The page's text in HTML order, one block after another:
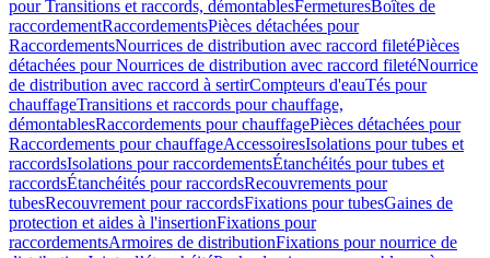
pour Transitions et raccords, démontablesFermeturesBoîtes de
raccordementRaccordementsPièces détachées pour
RaccordementsNourrices de distribution avec raccord filetéPièces
détachées pour Nourrices de distribution avec raccord filetéNourrice
de distribution avec raccord à sertirCompteurs d'eauTés pour
chauffageTransitions et raccords pour chauffage,
démontablesRaccordements pour chauffagePièces détachées pour
Raccordements pour chauffageAccessoiresIsolations pour tubes et
raccordsIsolations pour raccordementsÉtanchéités pour tubes et
raccordsÉtanchéités pour raccordsRecouvrements pour
tubesRecouvrement pour raccordsFixations pour tubesGaines de
protection et aides à l'insertionFixations pour
raccordementsArmoires de distributionFixations pour nourrice de